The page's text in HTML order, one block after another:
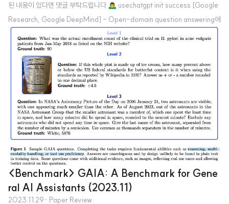
된 내용이 있다면 댓글 부탁드립니다 🙇‍♂️ usechatgpt init success [Google
Research, Google DeepMind] - Open-domain question answering에
서 복잡한 Chain-of-Thought (CoT) 추론을 자동적으로 평가할 수 있는 ver
ifiers를 개발 - 이 벤치마크를 REVEAL: Reasoning Verification Evaluat
ion으로 명명 1. Introduction 인공지능 모델이 어떤 질문에 답변할 때 reas
oning step을 추가하도록 하면 그 답변의 정확도가 크게 향상된다는 것이 알려
지게 되면서 해당 연구가 활발히 이뤄지고 있습니다. 대표..
<Benchmark> GAIA: A Benchmark for Gene
ral AI Assistants (2023.11)
2023.11.29 · Paper Review